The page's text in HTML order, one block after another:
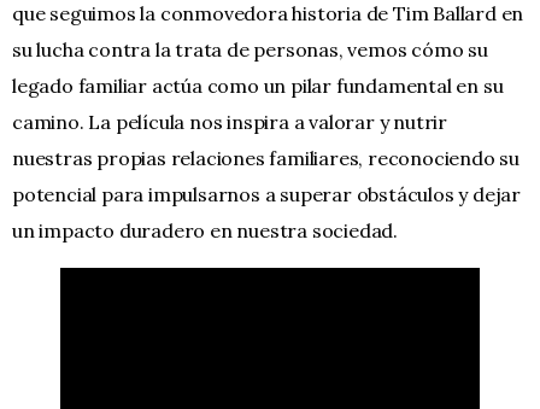
que seguimos la conmovedora historia de Tim Ballard en
su lucha contra la trata de personas, vemos cómo su
legado familiar actúa como un pilar fundamental en su
camino. La película nos inspira a valorar y nutrir
nuestras propias relaciones familiares, reconociendo su
potencial para impulsarnos a superar obstáculos y dejar
un impacto duradero en nuestra sociedad.